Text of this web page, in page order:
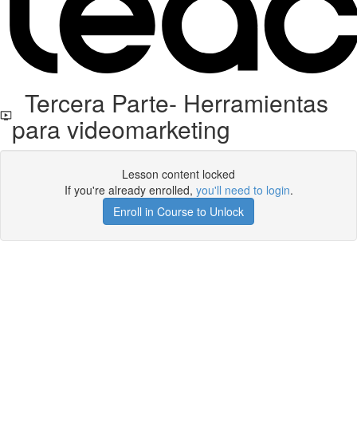
Tercera Parte- Herramientas
para videomarketing
Lesson content locked
If you're already enrolled, you'll need to login.
Enroll in Course to Unlock